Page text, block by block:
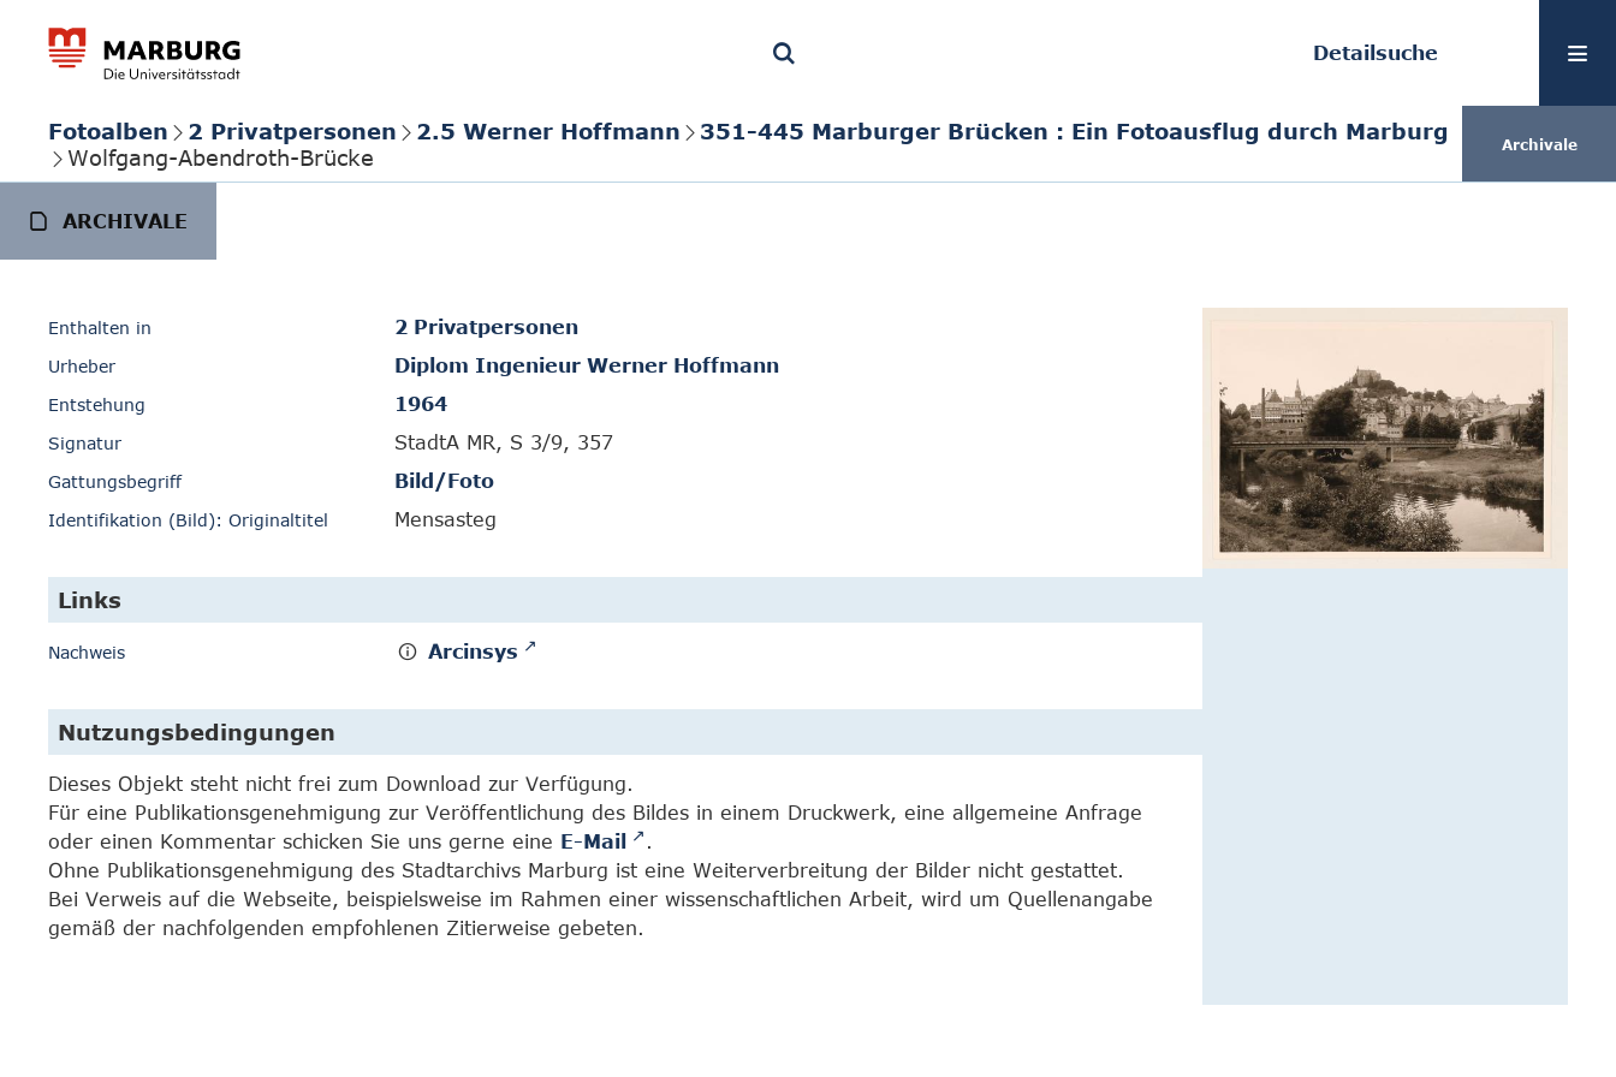
Detailsuche
Fotoalben 2 Privatpersonen 2.5 Werner Hoffmann
351-445 Marburger Brücken : Ein Fotoausflug durch Marburg
Wolfgang-Abendroth-Brücke
Archivale
ARCHIVALE
Enthalten in 2 Privatpersonen
Urheber Diplom Ingenieur Werner Hoffmann
Entstehung 1964
Signatur StadtA MR, S 3/9, 357
Gattungsbegriff Bild/Foto
Identifikation (Bild): Originaltitel Mensasteg
Links
Nachweis Arcinsys
Nutzungsbedingungen
Dieses Objekt steht nicht frei zum Download zur Verfügung.
Für eine Publikationsgenehmigung zur Veröffentlichung des Bildes in einem Druckwerk, eine allgemeine Anfrage
oder einen Kommentar schicken Sie uns gerne eine E-Mail
.
Ohne Publikationsgenehmigung des Stadtarchivs Marburg ist eine Weiterverbreitung der Bilder nicht gestattet.
Bei Verweis auf die Webseite, beispielsweise im Rahmen einer wissenschaftlichen Arbeit, wird um Quellenangabe
gemäß der nachfolgenden empfohlenen Zitierweise gebeten.